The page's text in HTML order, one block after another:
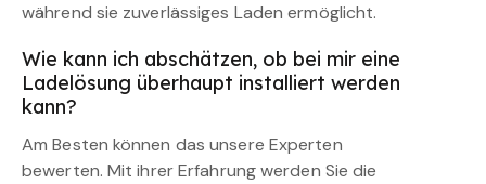
während sie zuverlässiges Laden ermöglicht.
Wie kann ich abschätzen, ob bei mir eine
Ladelösung überhaupt installiert werden
kann?
Am Besten können das unsere Experten
bewerten. Mit ihrer Erfahrung werden Sie die